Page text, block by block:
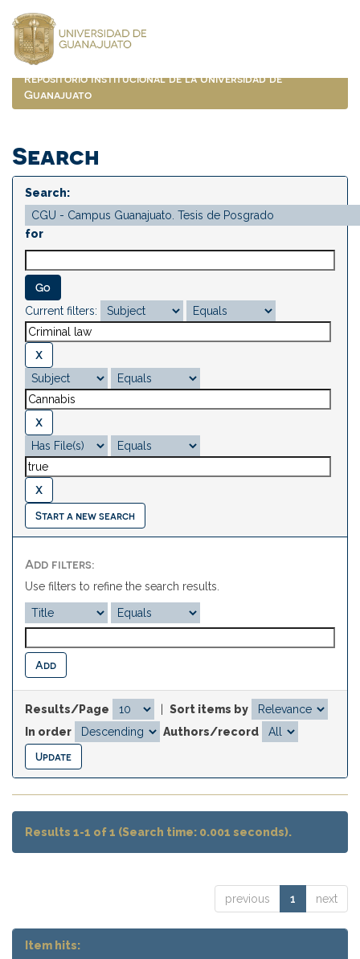
navigation
Repositorio Institucional de la Universidad de
Guanajuato
Search
Search:
for
Current filters:
Start a new search
Add filters:
Use filters to refine the search results.
Results/Page
Sort items by
In order
Authors/record
Results 1-1 of 1 (Search time: 0.001 seconds).
previous 1 next
Item hits: